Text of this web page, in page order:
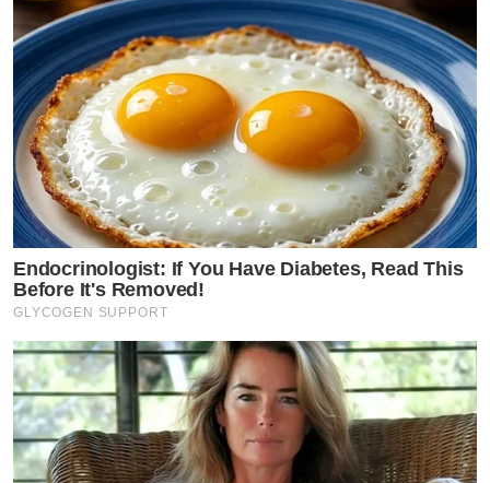
Endocrinologist: If You Have Diabetes, Read This
Before It's Removed!
GLYCOGEN SUPPORT